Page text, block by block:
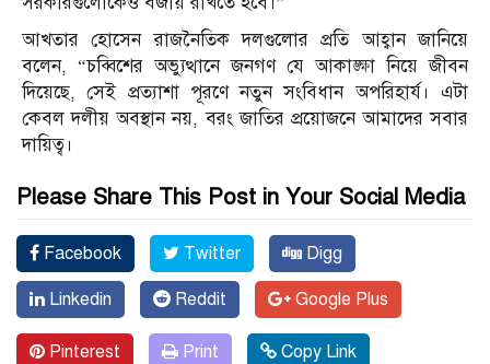
আখতার হোসেন রাজনৈতিক দলগুলোর প্রতি আহ্বান জানিয়ে
বলেন, “চব্বিশের অভ্যুত্থানে জনগণ যে আকাঙ্ক্ষা নিয়ে জীবন
দিয়েছে, সেই প্রত্যাশা পূরণে নতুন সংবিধান অপরিহার্য। এটা
কেবল দলীয় অবস্থান নয়, বরং জাতির প্রয়োজনে আমাদের সবার
দায়িত্ব।
Please Share This Post in Your Social Media
Facebook Twitter Digg
Linkedin Reddit Google Plus
Pinterest Print Copy Link